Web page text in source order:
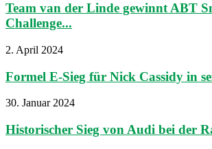
Team van der Linde gewinnt ABT
Challenge...
2. April 2024
Formel E-Sieg für Nick Cassidy in
30. Januar 2024
Historischer Sieg von Audi bei der